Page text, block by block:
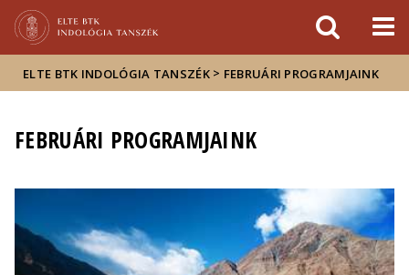
sajtóban
ELTE BTK INDOLÓGIA TANSZÉK > FEBRUÁRI PROGRAMJAINK
FEBRUÁRI PROGRAMJAINK